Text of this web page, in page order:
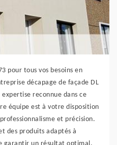
pour tous vos besoins en
décapage de façade DL
reconnue dans ce
équipe est à votre disposition
et précision.
des produits adaptés à